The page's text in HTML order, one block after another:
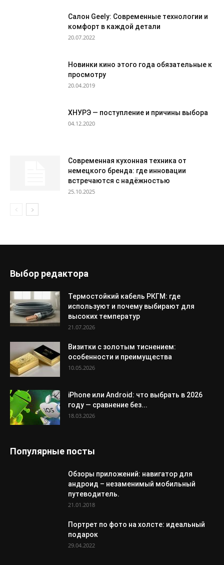
Салон Geely: Современные технологии и
комфорт в каждой детали
20.07.2022
Новинки кино этого года обязательные к
просмотру
20.04.2019
ХНУРЭ — поступление и причины выбора
04.12.2020
Современная кухонная техника от
немецкого бренда: где инновации
встречаются с надёжностью
25.10.2025
Выбор редактора
Термостойкий кабель РКГМ: где
используют и почему выбирают для
высоких температур
21.07.2026
Визитки с золотым тиснением:
особенности и преимущества
10.05.2026
iPhone или Android: что выбрать в 2026
году — сравнение без...
18.03.2026
Популярные посты
Обзоры приложений: навигатор для
андроид – незаменимый мобильный
путеводитель.
21.01.2018
Портрет по фото на холсте: идеальный
подарок
29.04.2022